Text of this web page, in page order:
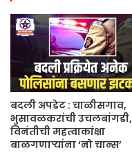
बदली अपडेट : चाळीसगाव,
भुसावळकरांची उचलबांगडी,
विनंतीची महत्वाकांक्षा
बाळगणाऱ्यांना ‘नो चान्स’